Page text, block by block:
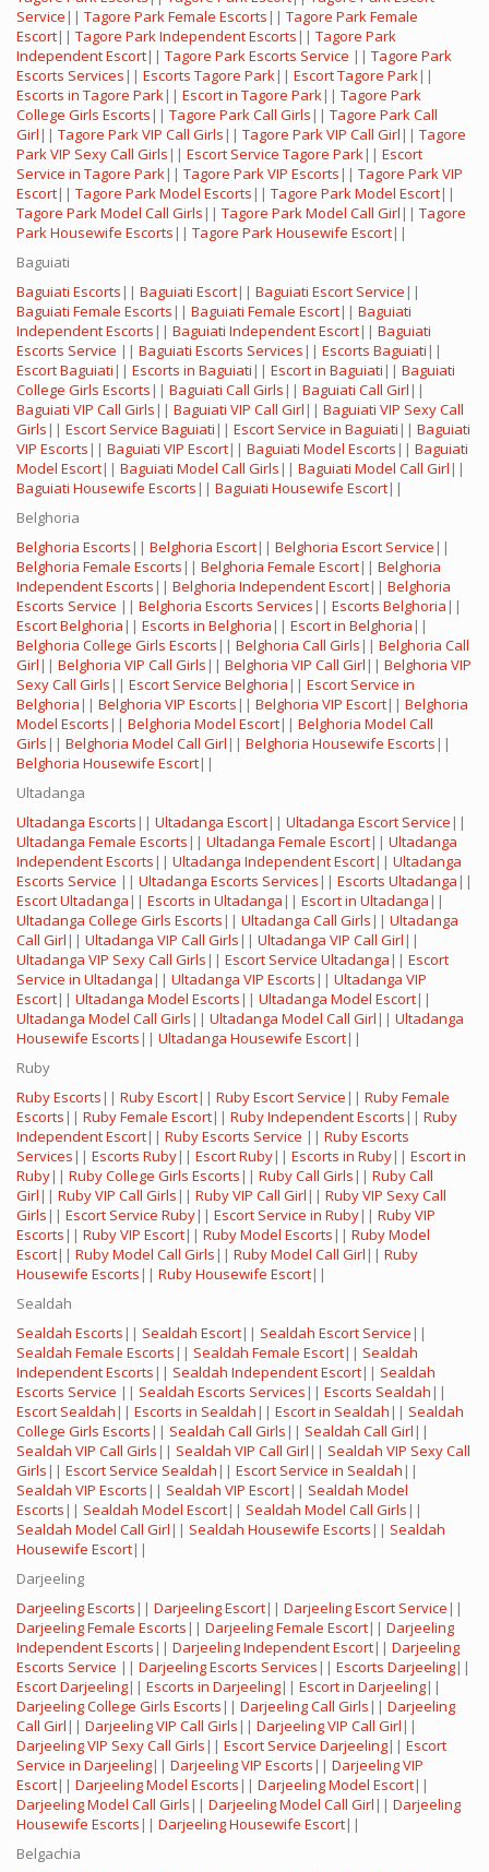
Service || Tagore Park Female Escorts || Tagore Park Female
Escort|| Tagore Park Independent Escorts || Tagore Park
Independent Escort|| Tagore Park Escorts Service || Tagore Park
Escorts Services || Escorts Tagore Park|| Escort Tagore Park||
Escorts in Tagore Park|| Escort in Tagore Park|| Tagore Park
College Girls Escorts || Tagore Park Call Girls || Tagore Park Call
Girl || Tagore Park VIP Call Girls || Tagore Park VIP Call Girl || Tagore
Park VIP Sexy Call Girls || Escort Service Tagore Park|| Escort
Service in Tagore Park|| Tagore Park VIP Escorts || Tagore Park VIP
Escort|| Tagore Park Model Escorts || Tagore Park Model Escort||
Tagore Park Model Call Girls || Tagore Park Model Call Girl || Tagore
Park Housewife Escorts || Tagore Park Housewife Escort||
Baguiati
Baguiati Escorts || Baguiati Escort|| Baguiati Escort Service ||
Baguiati Female Escorts || Baguiati Female Escort|| Baguiati
Independent Escorts || Baguiati Independent Escort|| Baguiati
Escorts Service || Baguiati Escorts Services || Escorts Baguiati ||
Escort Baguiati || Escorts in Baguiati || Escort in Baguiati || Baguiati
College Girls Escorts || Baguiati Call Girls || Baguiati Call Girl ||
Baguiati VIP Call Girls || Baguiati VIP Call Girl || Baguiati VIP Sexy Call
Girls || Escort Service Baguiati || Escort Service in Baguiati || Baguiati
VIP Escorts || Baguiati VIP Escort|| Baguiati Model Escorts || Baguiati
Model Escort|| Baguiati Model Call Girls || Baguiati Model Call Girl ||
Baguiati Housewife Escorts || Baguiati Housewife Escort||
Belghoria
Belghoria Escorts || Belghoria Escort|| Belghoria Escort Service ||
Belghoria Female Escorts || Belghoria Female Escort|| Belghoria
Independent Escorts || Belghoria Independent Escort|| Belghoria
Escorts Service || Belghoria Escorts Services || Escorts Belghoria ||
Escort Belghoria || Escorts in Belghoria || Escort in Belghoria ||
Belghoria College Girls Escorts || Belghoria Call Girls || Belghoria Call
Girl || Belghoria VIP Call Girls || Belghoria VIP Call Girl || Belghoria VIP
Sexy Call Girls || Escort Service Belghoria || Escort Service in
Belghoria || Belghoria VIP Escorts || Belghoria VIP Escort|| Belghoria
Model Escorts || Belghoria Model Escort|| Belghoria Model Call
Girls || Belghoria Model Call Girl || Belghoria Housewife Escorts ||
Belghoria Housewife Escort||
Ultadanga
Ultadanga Escorts || Ultadanga Escort|| Ultadanga Escort Service ||
Ultadanga Female Escorts || Ultadanga Female Escort|| Ultadanga
Independent Escorts || Ultadanga Independent Escort|| Ultadanga
Escorts Service || Ultadanga Escorts Services || Escorts Ultadanga ||
Escort Ultadanga || Escorts in Ultadanga || Escort in Ultadanga ||
Ultadanga College Girls Escorts || Ultadanga Call Girls || Ultadanga
Call Girl || Ultadanga VIP Call Girls || Ultadanga VIP Call Girl ||
Ultadanga VIP Sexy Call Girls || Escort Service Ultadanga || Escort
Service in Ultadanga || Ultadanga VIP Escorts || Ultadanga VIP
Escort|| Ultadanga Model Escorts || Ultadanga Model Escort||
Ultadanga Model Call Girls || Ultadanga Model Call Girl || Ultadanga
Housewife Escorts || Ultadanga Housewife Escort||
Ruby
Ruby Escorts || Ruby Escort|| Ruby Escort Service || Ruby Female
Escorts || Ruby Female Escort|| Ruby Independent Escorts || Ruby
Independent Escort|| Ruby Escorts Service || Ruby Escorts
Services || Escorts Ruby|| Escort Ruby|| Escorts in Ruby|| Escort in
Ruby|| Ruby College Girls Escorts || Ruby Call Girls || Ruby Call
Girl || Ruby VIP Call Girls || Ruby VIP Call Girl || Ruby VIP Sexy Call
Girls || Escort Service Ruby|| Escort Service in Ruby|| Ruby VIP
Escorts || Ruby VIP Escort|| Ruby Model Escorts || Ruby Model
Escort|| Ruby Model Call Girls || Ruby Model Call Girl || Ruby
Housewife Escorts || Ruby Housewife Escort||
Sealdah
Sealdah Escorts || Sealdah Escort|| Sealdah Escort Service ||
Sealdah Female Escorts || Sealdah Female Escort|| Sealdah
Independent Escorts || Sealdah Independent Escort|| Sealdah
Escorts Service || Sealdah Escorts Services || Escorts Sealdah ||
Escort Sealdah || Escorts in Sealdah || Escort in Sealdah || Sealdah
College Girls Escorts || Sealdah Call Girls || Sealdah Call Girl ||
Sealdah VIP Call Girls || Sealdah VIP Call Girl || Sealdah VIP Sexy Call
Girls || Escort Service Sealdah || Escort Service in Sealdah ||
Sealdah VIP Escorts || Sealdah VIP Escort|| Sealdah Model
Escorts || Sealdah Model Escort|| Sealdah Model Call Girls ||
Sealdah Model Call Girl || Sealdah Housewife Escorts || Sealdah
Housewife Escort||
Darjeeling
Darjeeling Escorts || Darjeeling Escort|| Darjeeling Escort Service ||
Darjeeling Female Escorts || Darjeeling Female Escort|| Darjeeling
Independent Escorts || Darjeeling Independent Escort|| Darjeeling
Escorts Service || Darjeeling Escorts Services || Escorts Darjeeling||
Escort Darjeeling|| Escorts in Darjeeling|| Escort in Darjeeling||
Darjeeling College Girls Escorts || Darjeeling Call Girls || Darjeeling
Call Girl || Darjeeling VIP Call Girls || Darjeeling VIP Call Girl ||
Darjeeling VIP Sexy Call Girls || Escort Service Darjeeling|| Escort
Service in Darjeeling|| Darjeeling VIP Escorts || Darjeeling VIP
Escort|| Darjeeling Model Escorts || Darjeeling Model Escort||
Darjeeling Model Call Girls || Darjeeling Model Call Girl || Darjeeling
Housewife Escorts || Darjeeling Housewife Escort||
Belgachia